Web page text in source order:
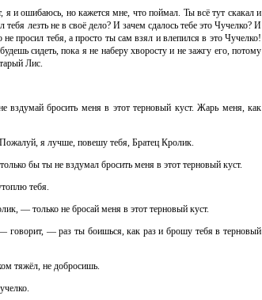
и ошибаюсь, но кажется мне, что поймал. Ты всё тут скакал и
лезть не в своё дело? И зачем сдалось тебе это Чучелко? И
просил тебя, а просто ты сам взял и влепился в это Чучелко!
сидеть, пока я не наберу хворосту и не зажгу его, потому
Лис.
вздумай бросить меня в этот терновый куст. Жарь меня, как
я лучше, повешу тебя, Братец Кролик.
бы ты не вздумал бросить меня в этот терновый куст.
тебя.
— только не бросай меня в этот терновый куст.
говорит, — раз ты боишься, как раз и брошу тебя в терновый
тяжёл, не добросишь.